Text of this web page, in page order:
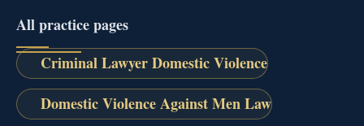
All practice pages
Criminal Lawyer Domestic Violence
Domestic Violence Against Men Law